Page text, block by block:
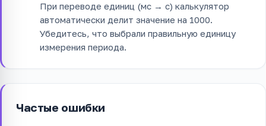
При переводе единиц (мс → с) калькулятор
автоматически делит значение на 1000.
Убедитесь, что выбрали правильную единицу
измерения периода.
Частые ошибки